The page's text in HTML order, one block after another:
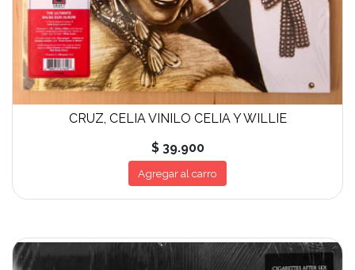
CRUZ, CELIA VINILO CELIA Y WILLIE
$ 39.900
Agregar al carro